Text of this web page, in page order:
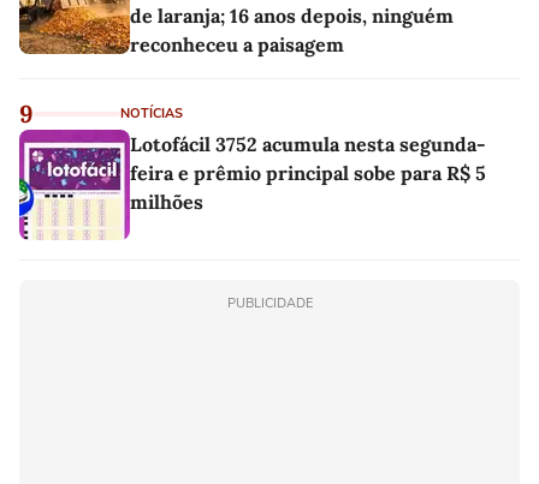
de laranja; 16 anos depois, ninguém
reconheceu a paisagem
9 NOTÍCIAS
Lotofácil 3752 acumula nesta segunda-
feira e prêmio principal sobe para R$ 5
milhões
PUBLICIDADE